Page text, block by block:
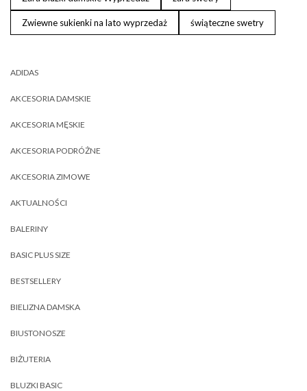
Zwiewne sukienki na lato wyprzedaż świąteczne swetry
ADIDAS
AKCESORIA DAMSKIE
AKCESORIA MĘSKIE
AKCESORIA PODRÓŻNE
AKCESORIA ZIMOWE
AKTUALNOŚCI
BALERINY
BASIC PLUS SIZE
BESTSELLERY
BIELIZNA DAMSKA
BIUSTONOSZE
BIŻUTERIA
BLUZKI BASIC